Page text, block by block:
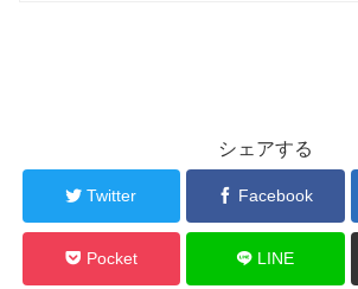
シェアする
Twitter Facebook
Pocket LINE